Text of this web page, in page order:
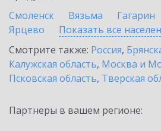
Смоленск
Вязьма Гагарин
Ярцево
Показать все
Смотрите также: Россия,
Калужская область, Москва и
Псковская область, Тверская
Партнеры в вашем регионе: